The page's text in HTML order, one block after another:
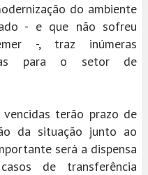
do ambiente
- e que não sofreu
-, traz inúmeras
para o setor de
terão prazo de
da situação junto ao
será a dispensa
de transferência